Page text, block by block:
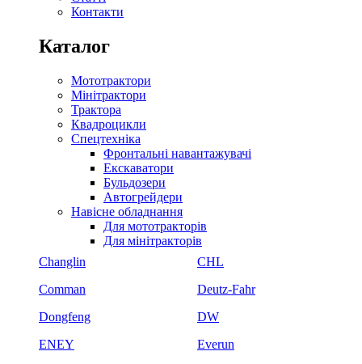
Контакти
Каталог
Мототрактори
Мінітрактори
Трактора
Квадроцикли
Спецтехніка
Фронтальні навантажувачі
Екскаватори
Бульдозери
Автогрейдери
Навісне обладнання
Для мототракторів
Для мінітракторів
Changlin
CHL
Comman
Deutz-Fahr
Dongfeng
DW
ENEY
Everun